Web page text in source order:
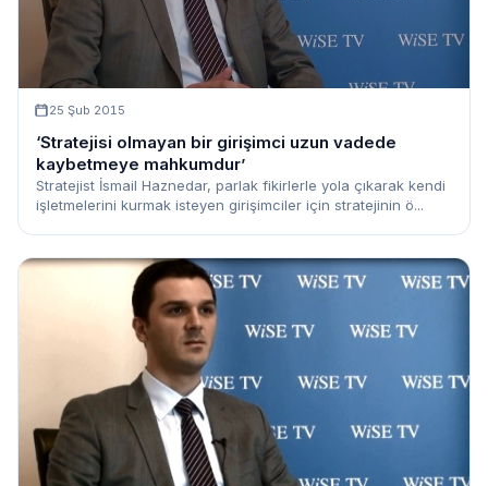
25 Şub 2015
‘Stratejisi olmayan bir girişimci uzun vadede
kaybetmeye mahkumdur’
Stratejist İsmail Haznedar, parlak fikirlerle yola çıkarak kendi
işletmelerini kurmak isteyen girişimciler için stratejinin ö...